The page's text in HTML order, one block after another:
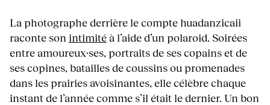
La photographe derrière le compte huadanzicaii
raconte son intimité à l’aide d’un polaroid. Soirées
entre amoureux·ses, portraits de ses copains et de
ses copines, batailles de coussins ou promenades
dans les prairies avoisinantes, elle célèbre chaque
instant de l’année comme s’il était le dernier. Un bon